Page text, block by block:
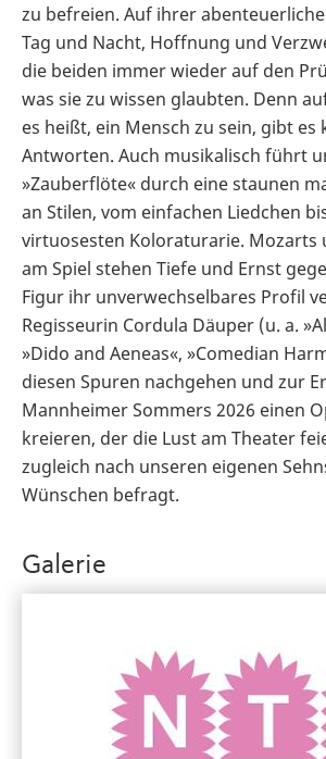
zu befreien. Auf ihrer
Tag und Nacht, Hoffnung und
die beiden immer wieder auf den
was sie zu wissen glaubten. Denn
es heißt, ein Mensch zu sein, gibt es
Antworten. Auch musikalisch führt
»Zauberflöte« durch eine staunen
an Stilen, vom einfachen Liedchen
virtuosesten Koloraturarie. Mozarts
am Spiel stehen Tiefe und Ernst
Figur ihr unverwechselbares Profil
Regisseurin Cordula Däuper (u. a.
»Dido and Aeneas«, »Comedian
diesen Spuren nachgehen und zur
Mannheimer Sommers 2026 einen
kreieren, der die Lust am Theater
zugleich nach unseren eigenen
Wünschen befragt.
Galerie